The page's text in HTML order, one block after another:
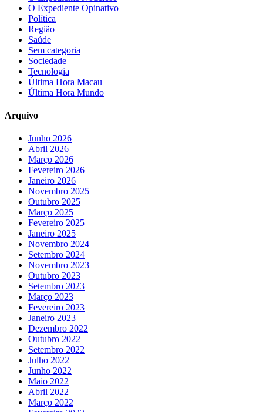
O Expediente Opinativo
Política
Região
Saúde
Sem categoria
Sociedade
Tecnologia
Última Hora Macau
Última Hora Mundo
Arquivo
Junho 2026
Abril 2026
Março 2026
Fevereiro 2026
Janeiro 2026
Novembro 2025
Outubro 2025
Março 2025
Fevereiro 2025
Janeiro 2025
Novembro 2024
Setembro 2024
Novembro 2023
Outubro 2023
Setembro 2023
Março 2023
Fevereiro 2023
Janeiro 2023
Dezembro 2022
Outubro 2022
Setembro 2022
Julho 2022
Junho 2022
Maio 2022
Abril 2022
Março 2022